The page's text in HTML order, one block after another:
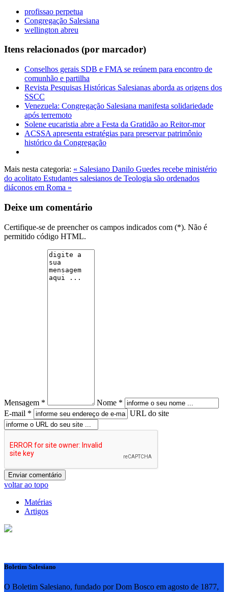
profissao perpetua
Congregação Salesiana
wellington abreu
Itens relacionados (por marcador)
Conselhos gerais SDB e FMA se reúnem para encontro de
comunhão e partilha
Revista Pesquisas Históricas Salesianas aborda as origens dos
SSCC
Venezuela: Congregação Salesiana manifesta solidariedade
após terremoto
Solene eucaristia abre a Festa da Gratidão ao Reitor-mor
ACSSA apresenta estratégias para preservar patrimônio
histórico da Congregação
Mais nesta categoria: « Salesiano Danilo Guedes recebe ministério
do acolitato Estudantes salesianos de Teologia são ordenados
diáconos em Roma »
Deixe um comentário
Certifique-se de preencher os campos indicados com (*). Não é
permitido código HTML.
Mensagem *
Nome *
E-mail *
URL do site
voltar ao topo
Matérias
Artigos
Boletim Salesiano
O Boletim Salesiano, fundado por Dom Bosco em agosto de 1877,